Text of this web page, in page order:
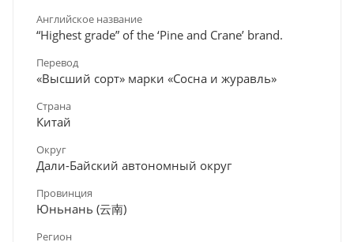
Английское название
“Highest grade” of the ‘Pine and Crane’ brand.
Перевод
«Высший сорт» марки «Сосна и журавль»
Страна
Китай
Округ
Дали-Байский автономный округ
Провинция
Юньнань (云南)
Регион